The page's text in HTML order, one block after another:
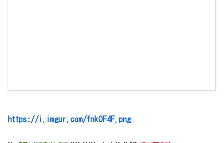
https://i.imgur.com/fnkOF4F.png